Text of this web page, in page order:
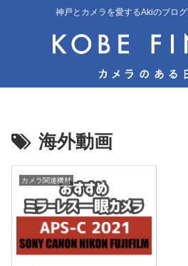
神戸とカメラを愛するAkiのブロ
海外動画
カメラ関連機材